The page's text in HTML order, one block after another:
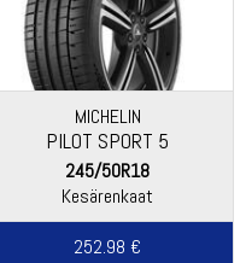
MICHELIN
PILOT SPORT 5
245/50R18
Kesärenkaat
252.98 €